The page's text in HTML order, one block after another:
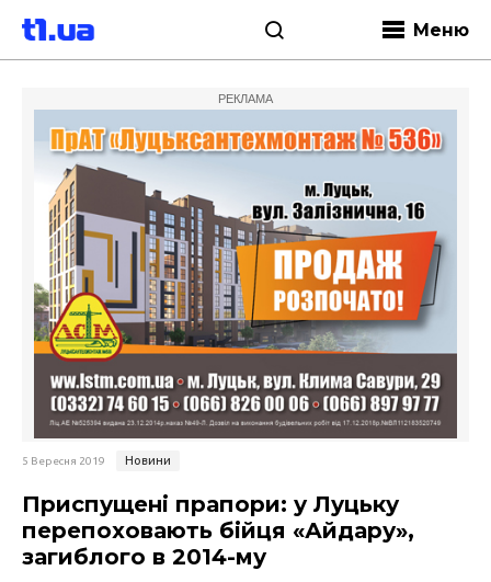
Меню
РЕКЛАМА
5 Вересня 2019 Новини
Приспущені прапори: у Луцьку
перепоховають бійця «Айдару»,
загиблого в 2014-му